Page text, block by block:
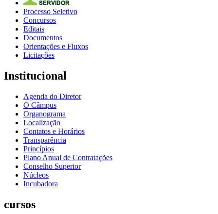
Processo Seletivo
Concursos
Editais
Documentos
Orientações e Fluxos
Licitações
Institucional
Agenda do Diretor
O Câmpus
Organograma
Localização
Contatos e Horários
Transparência
Princípios
Plano Anual de Contratações
Conselho Superior
Núcleos
Incubadora
cursos